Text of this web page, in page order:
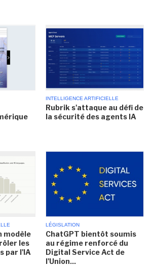
INTELLIGENCE ARTIFICIELLE
Rubrik s'attaque au défi de
la sécurité des agents IA
modèle
les
par l'IA
LÉGISLATION
ChatGPT bientôt soumis
au régime renforcé du
Digital Service Act de
l'Union...